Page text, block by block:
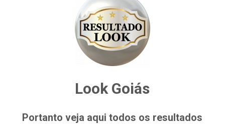
Look Goiás
Portanto veja aqui todos os resultados